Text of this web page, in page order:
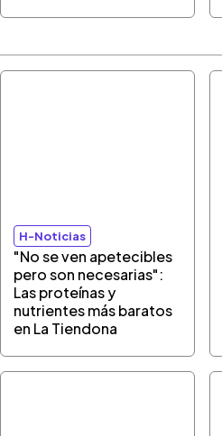
H-Noticias
"No se ven apetecibles
pero son necesarias":
Las proteínas y
nutrientes más baratos
en La Tiendona